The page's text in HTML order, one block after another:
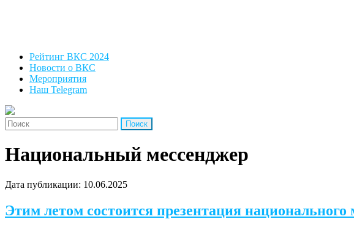
Рейтинг ВКС 2024
Новости о ВКС
Мероприятия
Наш Telegram
'Найти:
Национальный мессенджер
Дата публикации: 10.06.2025
Этим летом состоится презентация национального